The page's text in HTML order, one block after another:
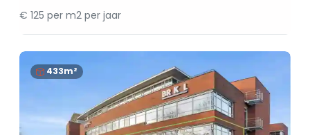
€ 125 per m2 per jaar
433m²